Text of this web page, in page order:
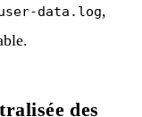
data.log,
des